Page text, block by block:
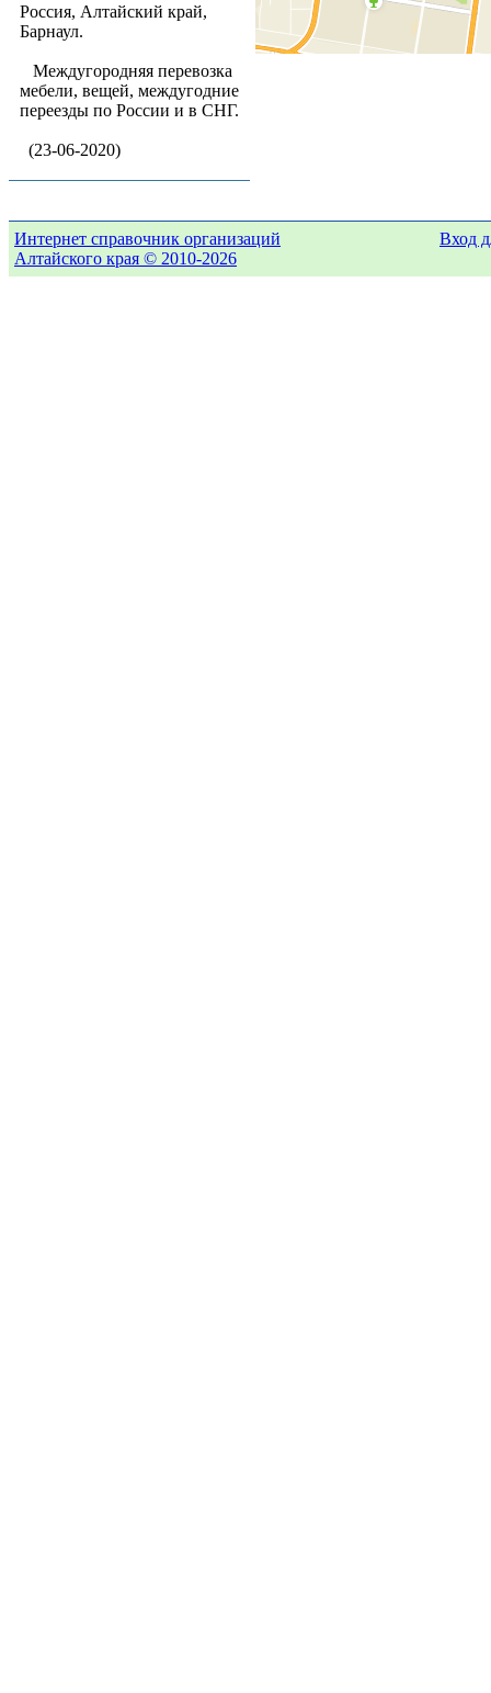
Россия, Алтайский край,
Барнаул.
Междугородняя перевозка
мебели, вещей, междугодние
переезды по России и в СНГ.
(23-06-2020)
Интернет справочник организаций
Алтайского края © 2010-2026
Вход